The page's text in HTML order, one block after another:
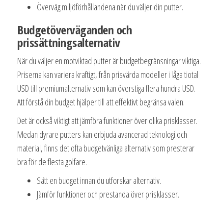
Överväg miljöförhållandena när du väljer din putter.
Budgetöverväganden och
prissättningsalternativ
När du väljer en motviktad putter är budgetbegränsningar viktiga.
Priserna kan variera kraftigt, från prisvärda modeller i låga tiotal
USD till premiumalternativ som kan överstiga flera hundra USD.
Att förstå din budget hjälper till att effektivt begränsa valen.
Det är också viktigt att jämföra funktioner över olika prisklasser.
Medan dyrare putters kan erbjuda avancerad teknologi och
material, finns det ofta budgetvänliga alternativ som presterar
bra för de flesta golfare.
Sätt en budget innan du utforskar alternativ.
Jämför funktioner och prestanda över prisklasser.